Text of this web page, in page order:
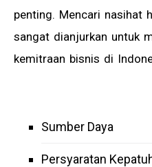
penting. Mencari nasihat
sangat dianjurkan untuk
kemitraan bisnis di
Sumber Daya
Persyaratan